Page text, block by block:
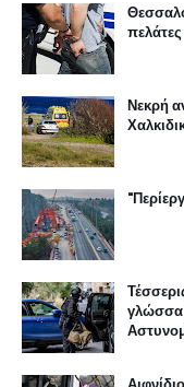
Νεκρή
γλώσσα